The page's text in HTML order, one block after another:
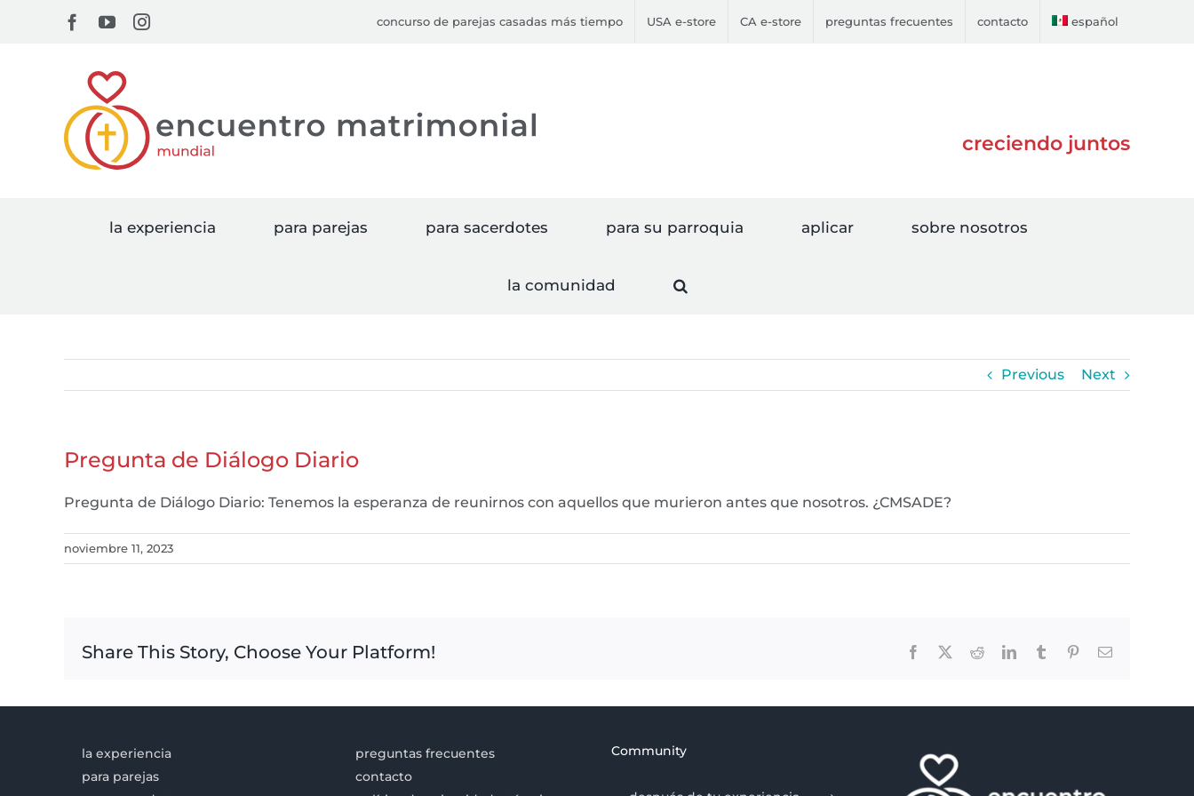
Facebook
YouTubeInstagram concurso de parejas casadas más tiempo USA e-store CA e-store preguntas frecuentes contacto español
creciendo juntos
la experiencia para parejas para sacerdotes para su parroquia aplicar sobre nosotros
la comunidad
Previous Next
Pregunta de Diálogo Diario
Pregunta de Diálogo Diario: Tenemos la esperanza de reunirnos con aquellos que murieron antes que nosotros. ¿CMSADE?
noviembre 11, 2023
Share This Story, Choose Your Platform! Facebook RedditLinkedInTumblr PinterestEmail
la experiencia
para parejas
preguntas frecuentes
contacto
Community